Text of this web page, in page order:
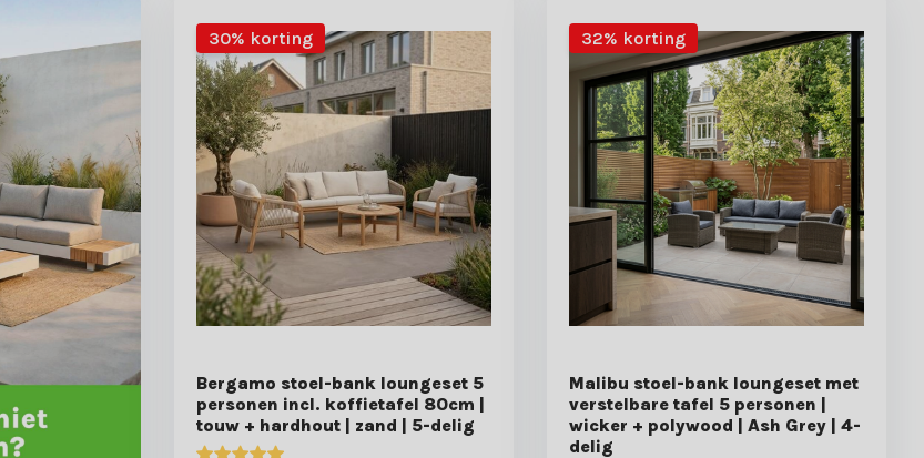
30% korting
Bergamo stoel-bank loungeset 5
personen incl. koffietafel 80cm |
touw + hardhout | zand | 5-delig
32% korting
Malibu stoel-bank loungeset met
verstelbare tafel 5 personen |
wicker + polywood | Ash Grey | 4-
delig